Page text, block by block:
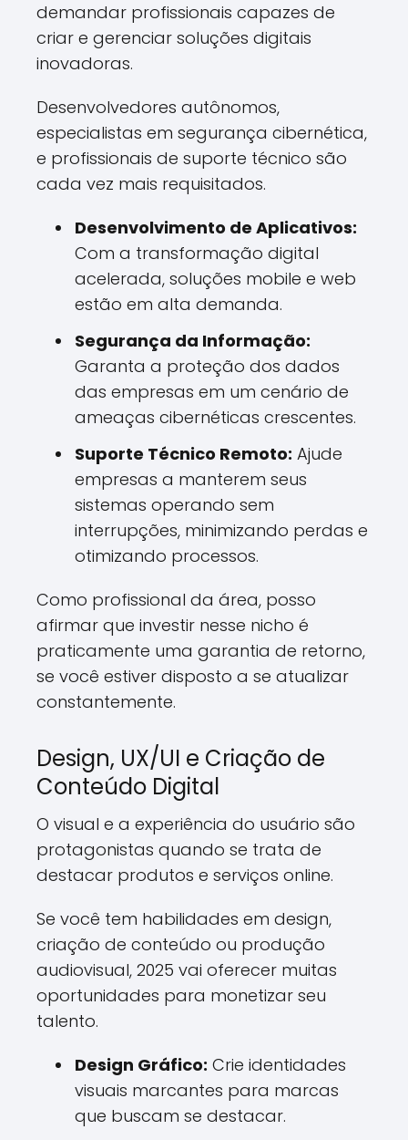
demandar profissionais capazes de
criar e gerenciar soluções digitais
inovadoras.
Desenvolvedores autônomos,
especialistas em segurança cibernética,
e profissionais de suporte técnico são
cada vez mais requisitados.
Desenvolvimento de Aplicativos:
Com a transformação digital
acelerada, soluções mobile e web
estão em alta demanda.
Segurança da Informação:
Garanta a proteção dos dados
das empresas em um cenário de
ameaças cibernéticas crescentes.
Suporte Técnico Remoto: Ajude
empresas a manterem seus
sistemas operando sem
interrupções, minimizando perdas e
otimizando processos.
Como profissional da área, posso
afirmar que investir nesse nicho é
praticamente uma garantia de retorno,
se você estiver disposto a se atualizar
constantemente.
Design, UX/UI e Criação de
Conteúdo Digital
O visual e a experiência do usuário são
protagonistas quando se trata de
destacar produtos e serviços online.
Se você tem habilidades em design,
criação de conteúdo ou produção
audiovisual, 2025 vai oferecer muitas
oportunidades para monetizar seu
talento.
Design Gráfico: Crie identidades
visuais marcantes para marcas
que buscam se destacar.